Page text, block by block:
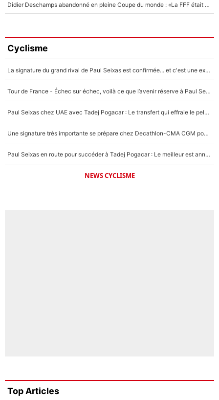
Didier Deschamps abandonné en pleine Coupe du monde : «La FFF était déjà passée à Zinedine Zidane»
Cyclisme
La signature du grand rival de Paul Seixas est confirmée... et c'est une excellente nouvelle pour l'équipe Decathlon-CMA CGM !
Tour de France - Échec sur échec, voilà ce que l’avenir réserve à Paul Seixas : «Tant qu’il y aura un Pogacar comme celui-là...»
Paul Seixas chez UAE avec Tadej Pogacar : Le transfert qui effraie le peloton, «c’est la pire des choses qui puisse arriver»
Une signature très importante se prépare chez Decathlon-CMA CGM pour aider Paul Seixas à gagner le Tour de France 2027
Paul Seixas en route pour succéder à Tadej Pogacar : Le meilleur est annoncé pour l’avenir de la pépite française
NEWS CYCLISME
Top Articles